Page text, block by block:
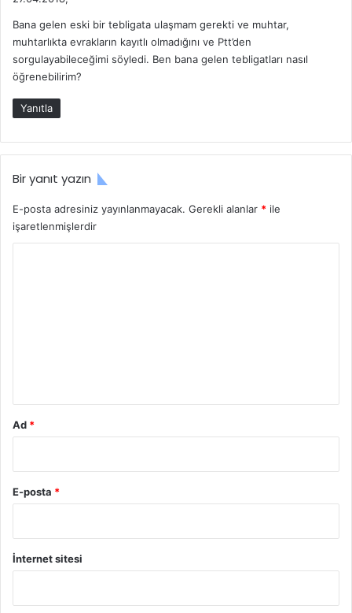
i
k
i
Bana gelen eski bir tebligata ulaşmam gerekti ve muhtar,
muhtarlıkta evrakların kayıtlı olmadığını ve Ptt’den
sorgulayabileceğimi söyledi. Ben bana gelen tebligatları nasıl
öğrenebilirim?
Yanıtla
Bir yanıt yazın
E-posta adresiniz yayınlanmayacak. Gerekli alanlar * ile
işaretlenmişlerdir
Ad *
E-posta *
İnternet sitesi